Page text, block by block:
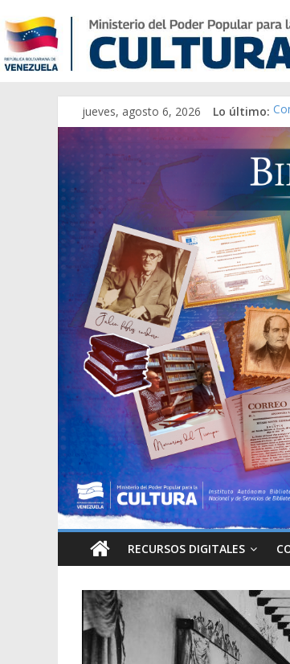
jueves, agosto 6, 2026 Lo último:
RECURSOS DIGITALES